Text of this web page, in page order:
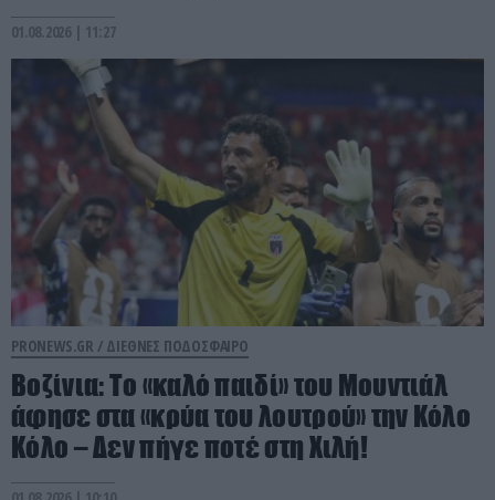
01.08.2026 | 11:27
PRONEWS.GR / ΔΙΕΘΝΕΣ ΠΟΔΟΣΦΑΙΡΟ
Βοζίνια: Το «καλό παιδί» του Μουντιάλ
άφησε στα «κρύα του λουτρού» την Κόλο
Κόλο – Δεν πήγε ποτέ στη Χιλή!